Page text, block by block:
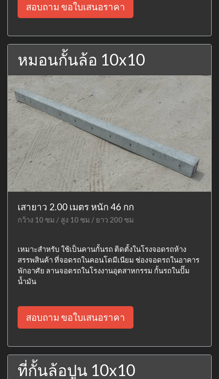
สอบถาม ขอใบเสนอราคา
หมอนกั้นล้อ 10x10
เสายาว 2.00 เมตร หนัก 46 กก
กว้าง 10 ซม / สูง 10 ซม / ยาว 200 ซม
เหมาะสำหรับ ใช้เป็นคานกั้นรถ ติดตั้งในโรงจอดรถห้าง
สรรพสินค้า ที่จอดรถในคอนโดมีเนียม ช่องจอดรถในอาคาร
พักอาศัย ลานจอดรถในโรงงานอุตสาหกรรม กั้นรถในปั๊ม
น้ำมัน
สอบถาม ขอใบเสนอราคา
ที่กั้นล้อปูน 10x10